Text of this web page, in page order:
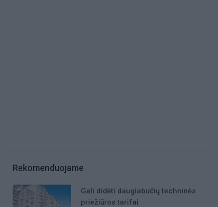
Rekomenduojame
Gali didėti daugiabučių techninės
priežiūros tarifai